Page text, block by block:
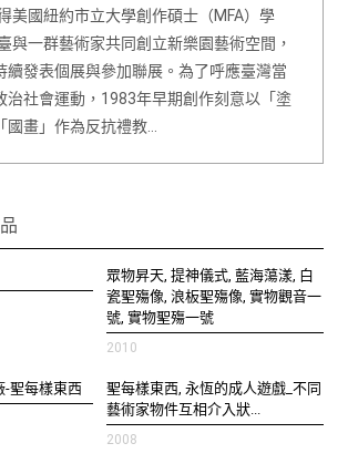
美國紐約市立大學創作碩士（MFA）學
與一群藝術家共同創立新樂園藝術空間，
續發表個展與參加聯展。為了呼應臺灣當
治社會運動，1983年早期創作刻意以「塗
國畫」作為反抗禮教…
眾物昇天, 提神儀式, 藍海蕩漾, 白
瓷聖殤像, 浪板聖殤像, 實物觀音一
號, 實物聖殤一號
2010
-聖每樣東西
聖每樣東西, 永恆的成人遊戲_不同
藝術家物件互相介入狀...
2008